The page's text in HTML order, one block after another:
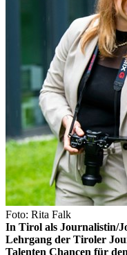
Foto: Rita Falk
In Tirol als Journalistin/
Lehrgang der Tiroler
Talenten Chancen für